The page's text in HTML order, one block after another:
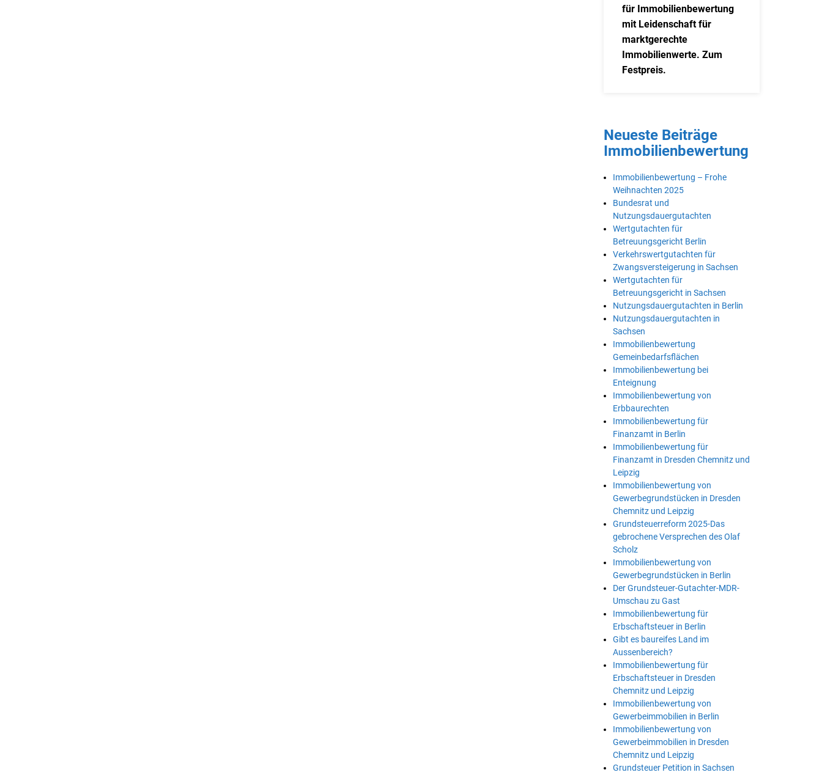
für Immobilienbewertung
mit Leidenschaft für
marktgerechte
Immobilienwerte. Zum
Festpreis.
Neueste Beiträge
Immobilienbewertung
Immobilienbewertung – Frohe
Weihnachten 2025
Bundesrat und
Nutzungsdauergutachten
Wertgutachten für
Betreuungsgericht Berlin
Verkehrswertgutachten für
Zwangsversteigerung in Sachsen
Wertgutachten für
Betreuungsgericht in Sachsen
Nutzungsdauergutachten in Berlin
Nutzungsdauergutachten in
Sachsen
Immobilienbewertung
Gemeinbedarfsflächen
Immobilienbewertung bei
Enteignung
Immobilienbewertung von
Erbbaurechten
Immobilienbewertung für
Finanzamt in Berlin
Immobilienbewertung für
Finanzamt in Dresden Chemnitz und
Leipzig
Immobilienbewertung von
Gewerbegrundstücken in Dresden
Chemnitz und Leipzig
Grundsteuerreform 2025-Das
gebrochene Versprechen des Olaf
Scholz
Immobilienbewertung von
Gewerbegrundstücken in Berlin
Der Grundsteuer-Gutachter-MDR-
Umschau zu Gast
Immobilienbewertung für
Erbschaftsteuer in Berlin
Gibt es baureifes Land im
Aussenbereich?
Immobilienbewertung für
Erbschaftsteuer in Dresden
Chemnitz und Leipzig
Immobilienbewertung von
Gewerbeimmobilien in Berlin
Immobilienbewertung von
Gewerbeimmobilien in Dresden
Chemnitz und Leipzig
Grundsteuer Petition in Sachsen